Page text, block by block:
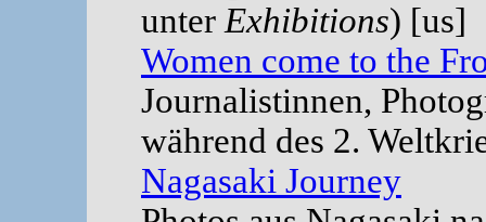
unter Exhibitions) [us]
Women come to the
Journalistinnen,
während des 2.
Nagasaki Journey